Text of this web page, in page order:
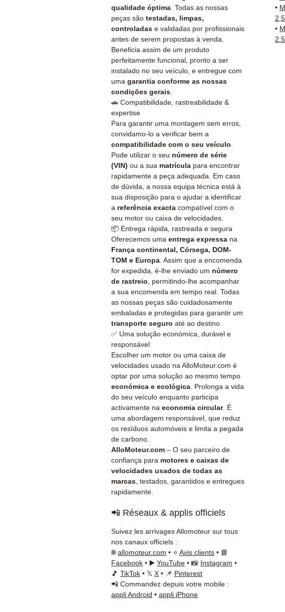
qualidade óptima . Todas as nossas
peças são testadas, limpas,
controladas e validadas por profissionais
antes de serem propostas à venda.
Beneficia assim de um produto
perfeitamente funcional, pronto a ser
instalado no seu veículo, e entregue com
uma garantia conforme as nossas
condições gerais
🚗 Compatibilidade, rastreabilidade &
expertise
Para garantir uma montagem sem erros,
convidamo-lo a verificar bem a
compatibilidade com o seu veículo
Pode utilizar o seu número de série
(VIN) ou a sua matrícula para encontrar
rapidamente a peça adequada. Em caso
de dúvida, a nossa equipa técnica está à
sua disposição para o ajudar a identificar
a referência exacta compatível com o
seu motor ou caixa de velocidades.
📦 Entrega rápida, rastreada e segura
Oferecemos uma entrega expressa na
França continental, Córsega, DOM-
TOM e Europa . Assim que a encomenda
for expedida, é-lhe enviado um número
de rastreio , permitindo-lhe acompanhar
a sua encomenda em tempo real. Todas
as nossas peças são cuidadosamente
embaladas e protegidas para garantir um
transporte seguro até ao destino.
✅ Uma solução económica, durável e
responsável
Escolher um motor ou uma caixa de
velocidades usado na AlloMoteur.com é
optar por uma solução ao mesmo tempo
económica e ecológica . Prolonga a vida
do seu veículo enquanto participa
activamente na economia circular. É
uma abordagem responsável, que reduz
os resíduos automóveis e limita a pegada
de carbono.
AlloMoteur.com – O seu parceiro de
confiança para motores e caixas de
velocidades usados de todas as
marcas , testados, garantidos e entregues
rapidamente.
•
•
📲 Réseaux & applis officiels
Suivez les arrivages Allomoteur sur tous
nos canaux officiels :
🌐allomoteur.com • ⭐ Avis clients • 📘
Facebook • ▶️ YouTube • 📸 Instagram •
🎵 TikTok • 𝕏 X • 📌 Pinterest
📲 Commandez depuis votre mobile :
appli Android • appli iPhone